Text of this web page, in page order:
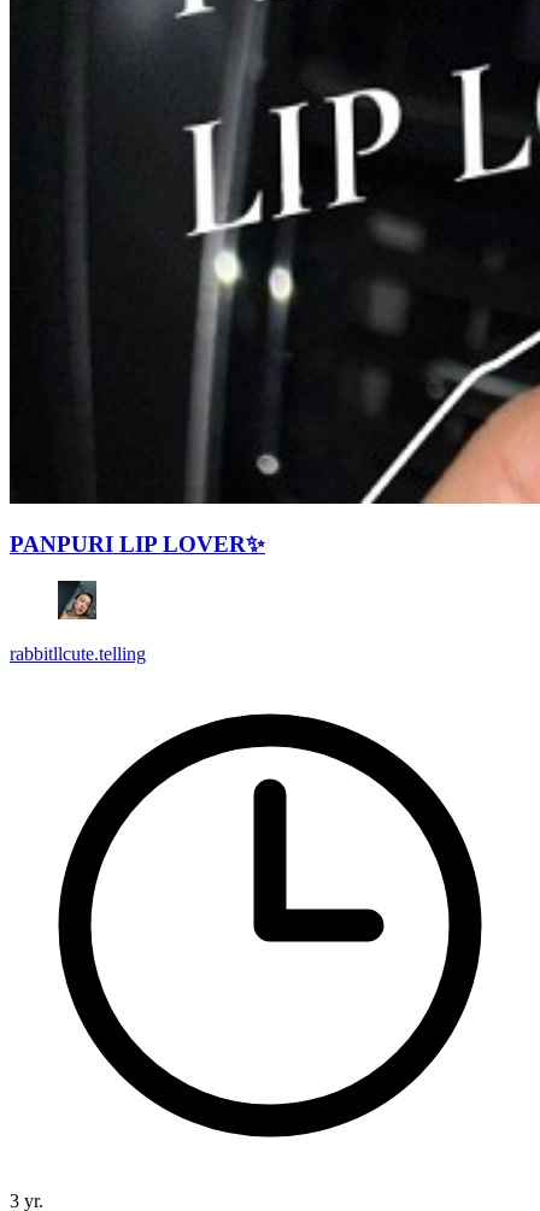
PANPURI LIP LOVER✨
rabbitllcute.telling
3 yr.